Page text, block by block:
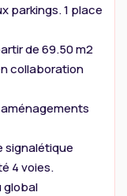
parkings. 1 place
de 69.50 m2
collaboration
signalétique
4 voies.
global